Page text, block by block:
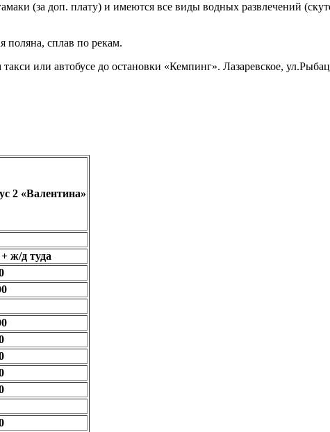
(за доп. плату) и имеются все виды водных развлечений
поляна, сплав по рекам.
или автобусе до остановки «Кемпинг». Лазаревское,
2 «Валентина»
+ ж/д туда